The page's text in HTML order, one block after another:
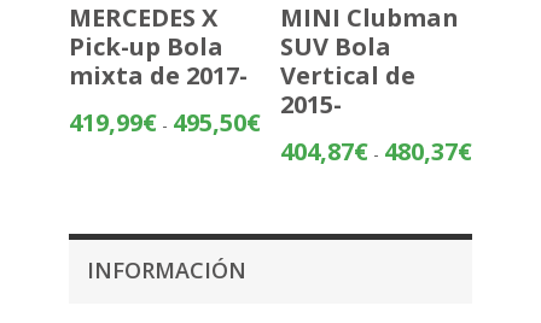
MERCEDES X
Pick-up Bola
mixta de 2017-
419,99€ - 495,50€Rango
MINI Clubman
SUV Bola
Vertical de
2015-
404,87€ - 480,37€Rango
INFORMACIÓN